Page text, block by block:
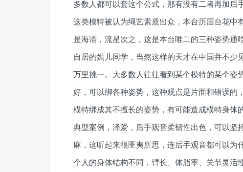
多数人都可以套这个公式，那有没有二者再加
这类模特被认为绳艺素质出众，本台历届台花中
是海语，流星次之，这是本台唯二的三种姿势通
自居的嫣儿同学，当然这样的天才在中国并不
万里挑一。大多数人往往看到某个模特的某个姿
好，可以绑各种姿势，这种观点是片面和错误的
模特绑成其不擅长的姿势，有可能造成模特身体
典型案例，泽爱，后手观音柔韧性出色，可以坚
麻，这听起来很匪夷所思，连后手观音都可以
个人的身体结构不同，臂长、体脂率、关节灵活